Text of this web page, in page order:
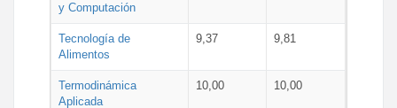
y Computación
Tecnología de
Alimentos
9,37 9,81
Termodinámica
Aplicada
10,00 10,00